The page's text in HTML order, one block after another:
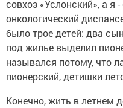
совхоз «Услонский», а я
онкологический
было трое детей: два
под жилье выделил
назывался потому, что
пионерский, детишки
Конечно, жить в летнем